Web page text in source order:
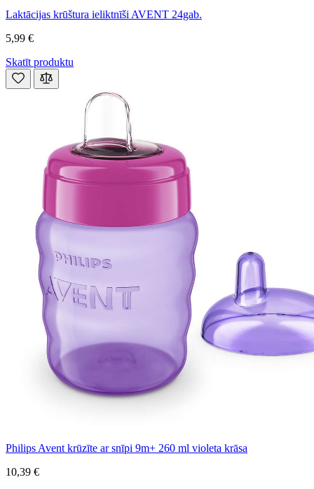
Laktācijas krūštura ieliktnīši AVENT 24gab.
5,99 €
Skatīt produktu
Philips Avent krūzīte ar snīpi 9m+ 260 ml violeta krāsa
10,39 €